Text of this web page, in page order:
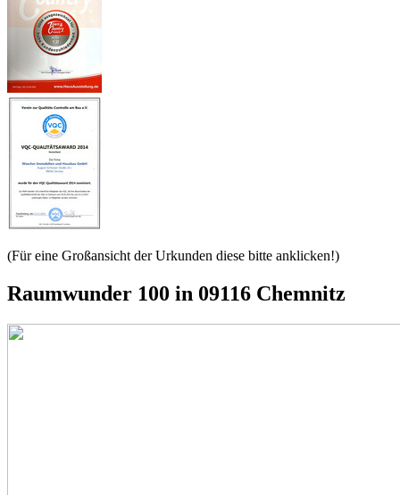
(Für eine Großansicht der Urkunden diese bitte anklicken!)
Raumwunder 100 in 09116 Chemnitz